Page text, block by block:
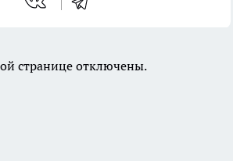
странице отключены.